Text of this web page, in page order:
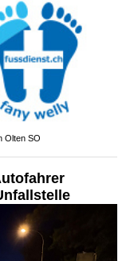
Olten SO